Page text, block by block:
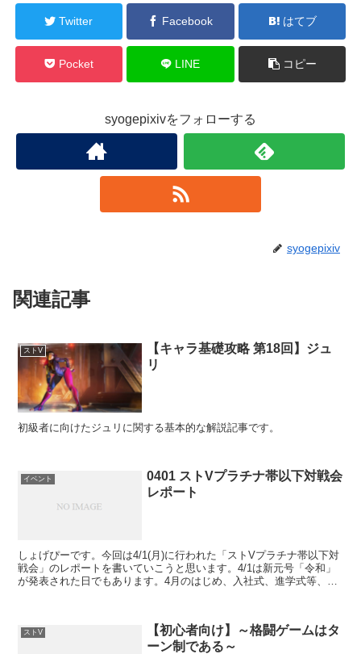
Twitter Facebook はてブ
Pocket LINE コピー
syogepixivをフォローする
syogepixiv
関連記事
ストV
【キャラ基礎攻略 第18回】ジュ
リ
初級者に向けたジュリに関する基本的な解説記事です。
イベント
0401 ストVプラチナ帯以下対戦会
レポート
しょげぴーです。今回は4/1(月)に行われた「ストVプラチナ帯以下対
戦会」のレポートを書いていこうと思います。4/1は新元号「令和」
が発表された日でもあります。4月のはじめ、入社式、進学式等、イ
ストV
【初心者向け】～格闘ゲームはタ
ーン制である～